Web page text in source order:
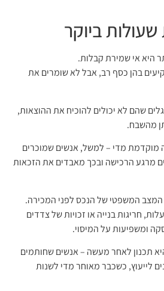
שעולות ביוקר
היא אי שמירת קבלות.
בהן כסף רב, אבל לא שומרים את
שהם לא יכולים להוכיח את ההוצאות,
מהשבח.
מוקדמת מדי – למשל, אנשים שמוכרים
שחלפו 18 חודשים מרגע הרכישה ובכך מאבדים את הזכאות
המצב המשפטי של הנכס לפני המכירה.
חריגות בנייה או זכויות של צדדים
ומשפיעות על המיסוי.
תכנון לאחר מעשה – אנשים שחותמים
לייעוץ, כשכבר מאוחר מדי לשנות